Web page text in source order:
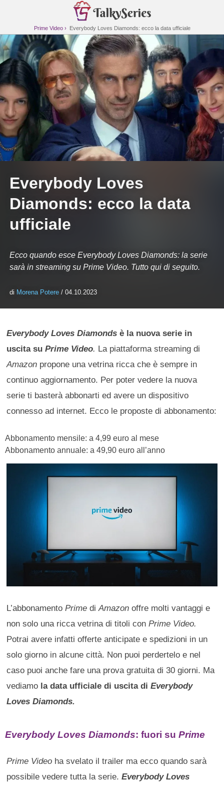
Prime Video Everybody Loves Diamonds: ecco la data ufficiale
Everybody Loves
Diamonds: ecco la data
ufficiale
Ecco quando esce Everybody Loves Diamonds: la serie
sarà in streaming su Prime Video. Tutto qui di seguito.
di Morena Potere / 04.10.2023
Everybody Loves Diamonds è la nuova serie in
uscita suPrime Video. La piattaforma streaming di
Amazon propone una vetrina ricca che è sempre in
continuo aggiornamento. Per poter vedere la nuova
serie ti basterà abbonarti ed avere un dispositivo
connesso ad internet. Ecco le proposte di abbonamento:
Abbonamento mensile: a 4,99 euro al mese
Abbonamento annuale: a 49,90 euro all’anno
L’abbonamentoPrime diAmazon offre molti vantaggi e
non solo una ricca vetrina di titoli conPrime Video.
Potrai avere infatti offerte anticipate e spedizioni in un
solo giorno in alcune città. Non puoi perdertelo e nel
caso puoi anche fare una prova gratuita di 30 giorni. Ma
vediamo la data ufficiale di uscita diEverybody
Loves Diamonds.
Everybody Loves Diamonds: fuori su Prime
Prime Video ha svelato il trailer ma ecco quando sarà
possibile vedere tutta la serie. Everybody Loves